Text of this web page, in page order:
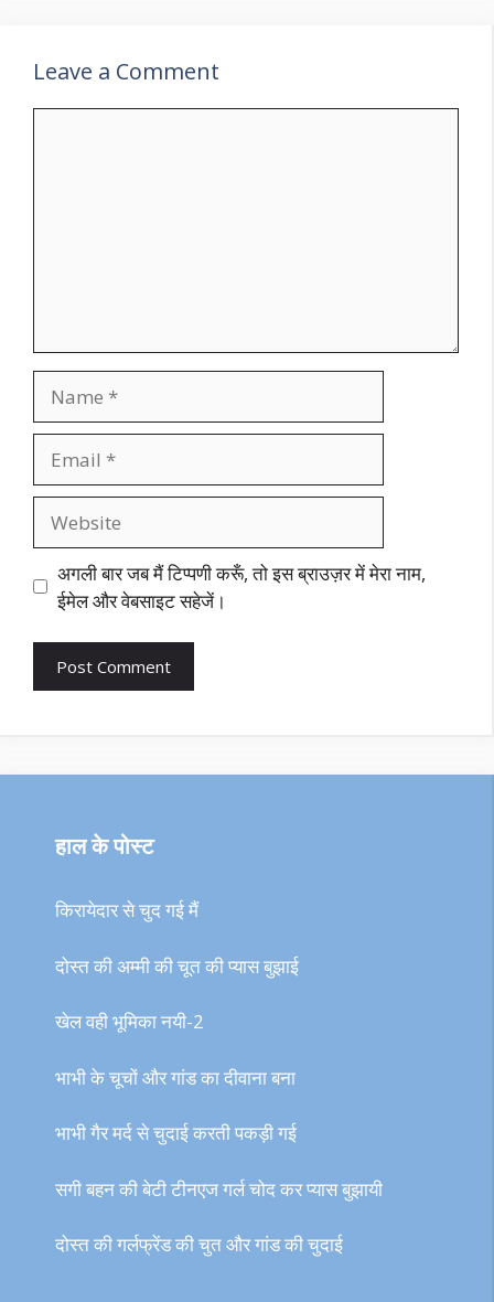
Leave a Comment
अगली बार जब मैं टिप्पणी करूँ, तो इस ब्राउज़र में मेरा नाम,
ईमेल और वेबसाइट सहेजें।
हाल के पोस्ट
किरायेदार से चुद गई मैं
दोस्त की अम्मी की चूत की प्यास बुझाई
खेल वही भूमिका नयी-2
भाभी के चूचों और गांड का दीवाना बना
भाभी गैर मर्द से चुदाई करती पकड़ी गई
सगी बहन की बेटी टीनएज गर्ल चोद कर प्यास बुझायी
दोस्त की गर्लफ्रेंड की चुत और गांड की चुदाई